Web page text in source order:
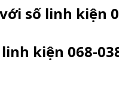
số linh kiện
kiện 068-